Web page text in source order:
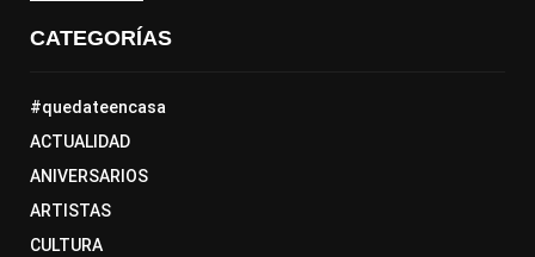
CATEGORÍAS
#quedateencasa
ACTUALIDAD
ANIVERSARIOS
ARTISTAS
CULTURA